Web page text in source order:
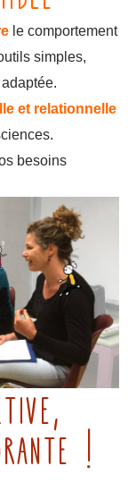
le comportement
simples,
et relationnelle
besoins
!